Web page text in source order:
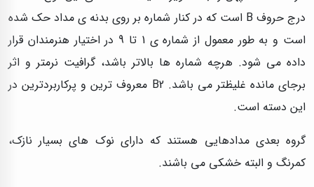
درج حروف B است که در کنار شماره بر روی بدنه ی مداد حک شده
است و به طور معمول از شماره ی 1 تا 9 در اختیار هنرمندان قرار
داده می شود. هرچه شماره ها بالاتر باشد، گرافیت نرمتر و اثر
برجای مانده غلیظتر می باشد. B2 معروف ترین و پرکاربردترین در
این دسته است.
گروه بعدی مدادهایی هستند که دارای نوک های بسیار نازک،
کمرنگ و البته خشکی می باشند.